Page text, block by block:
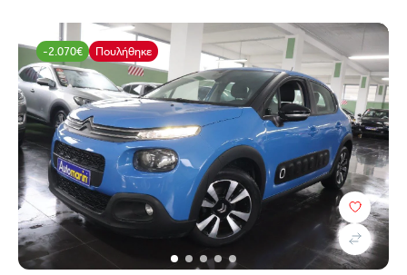
-2.070€ Πουλήθηκε